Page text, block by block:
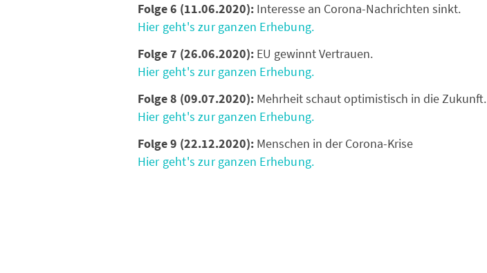
Folge 6 (11.06.2020):Interesse an Corona-Nachrichten sinkt.
Hier geht's zur ganzen Erhebung.
Folge 7 (26.06.2020): EU gewinnt Vertrauen.
Hier geht's zur ganzen Erhebung.
Folge 8 (09.07.2020):Mehrheit schaut optimistisch in die Zukunft.
Hier geht's zur ganzen Erhebung.
Folge 9 (22.12.2020): Menschen in der Corona-Krise
Hier geht's zur ganzen Erhebung.